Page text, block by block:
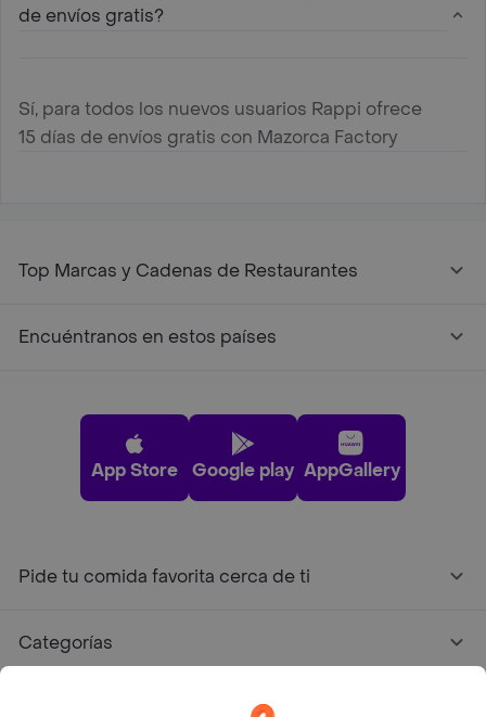
de envíos gratis?
Sí, para todos los nuevos usuarios Rappi ofrece
15 días de envíos gratis con Mazorca Factory
Top Marcas y Cadenas de Restaurantes
Encuéntranos en estos países
App Store Google play AppGallery
Pide tu comida favorita cerca de ti
Categorías